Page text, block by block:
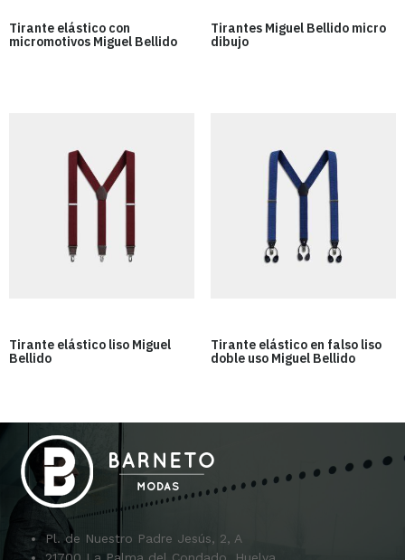
Tirante elástico con
micromotivos Miguel Bellido
Tirantes Miguel Bellido micro
dibujo
Tirante elástico liso Miguel
Bellido
Tirante elástico en falso liso
doble uso Miguel Bellido
Pl. de Nuestro Padre Jesús, 2, A